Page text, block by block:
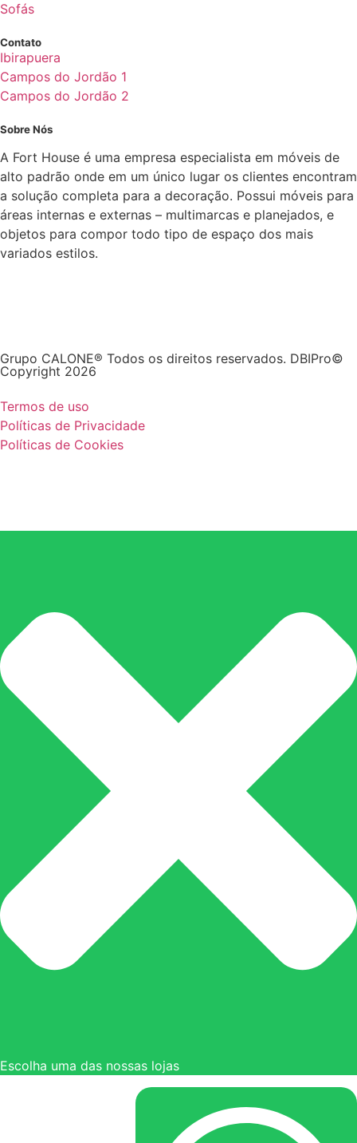
Sofás
Contato
Ibirapuera
Campos do Jordão 1
Campos do Jordão 2
Sobre Nós
A Fort House é uma empresa especialista em móveis de
alto padrão onde em um único lugar os clientes encontram
a solução completa para a decoração. Possui móveis para
áreas internas e externas – multimarcas e planejados, e
objetos para compor todo tipo de espaço dos mais
variados estilos.
Grupo CALONE® Todos os direitos reservados. DBIPro©
Copyright 2026
Termos de uso
Políticas de Privacidade
Políticas de Cookies
Escolha uma das nossas lojas